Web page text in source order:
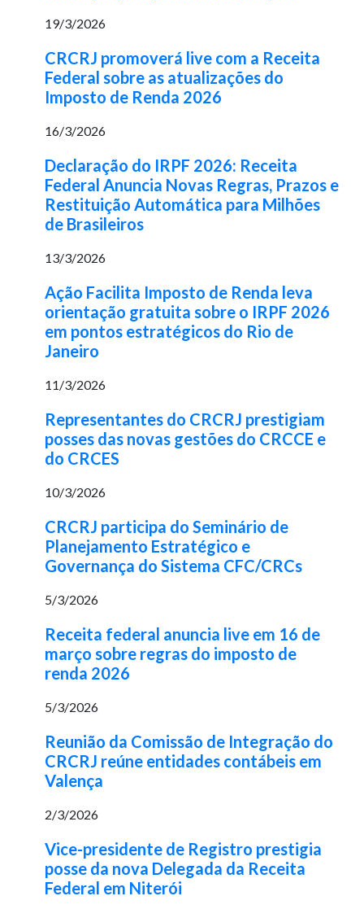
19/3/2026
CRCRJ promoverá live com a Receita
Federal sobre as atualizações do
Imposto de Renda 2026
16/3/2026
Declaração do IRPF 2026: Receita
Federal Anuncia Novas Regras, Prazos e
Restituição Automática para Milhões
de Brasileiros
13/3/2026
Ação Facilita Imposto de Renda leva
orientação gratuita sobre o IRPF 2026
em pontos estratégicos do Rio de
Janeiro
11/3/2026
Representantes do CRCRJ prestigiam
posses das novas gestões do CRCCE e
do CRCES
10/3/2026
CRCRJ participa do Seminário de
Planejamento Estratégico e
Governança do Sistema CFC/CRCs
5/3/2026
Receita federal anuncia live em 16 de
março sobre regras do imposto de
renda 2026
5/3/2026
Reunião da Comissão de Integração do
CRCRJ reúne entidades contábeis em
Valença
2/3/2026
Vice-presidente de Registro prestigia
posse da nova Delegada da Receita
Federal em Niterói